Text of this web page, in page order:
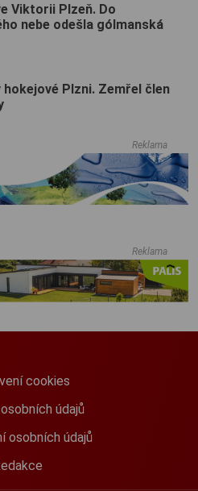
Viktorii Plzeň. Do
nebe odešla gólmanská
hokejové Plzni. Zemřel člen
Reklama
Reklama
cookies
údajů
osobních údajů